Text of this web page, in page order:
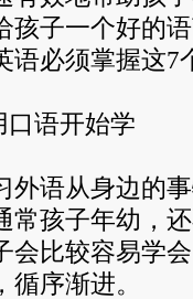
孩子一个好的
语必须掌握这7
语开始学
语从身边的事
常孩子年幼，
会比较容易学
序渐进。